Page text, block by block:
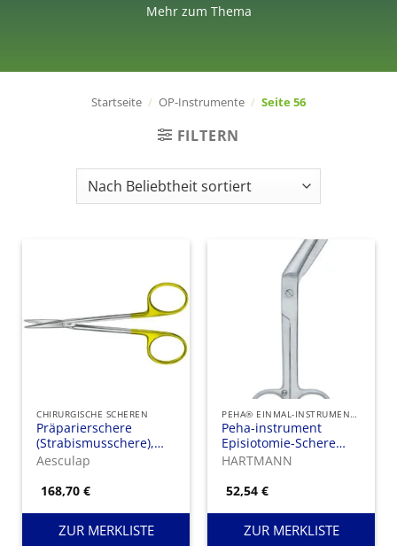
Mehr zum Thema
Startseite / OP-Instrumente / Seite 56
FILTERN
CHIRURGISCHE SCHEREN
Präparierschere
(Strabismusschere),
gerade, DUROTIP
Hartmetall, feines
Modell,
mm
Aesculap
168,70€
ZUR MERKLISTE
PEHA® EINMAL-INSTRUMENTE
Peha-instrument
Episiotomie-Schere
BRAUN-STADLER
HARTMANN
52,54€
ZUR MERKLISTE